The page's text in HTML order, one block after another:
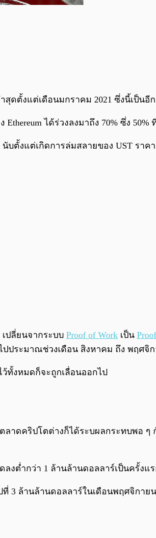
สุดตั้งแต่เดือนมกราคม 2021 ซึ่งนี้เป็
ได้ร่วงลงมาถึง 70% ซึ่ง 50%
บตั้งแต่เกิดการล่มสลายของ UST รา
เปลี่ยนจากระบบ Proof of Work เป็น
ประมาณช่วงเดือน สิงหาคม ถึง พฤศจิ
ว้ทั้งหมดก็จะถูกเลื่อนออกไป
ลาดคริปโตต่างก็ได้ระบผลกระทบพอ
งต่ำกว่า 1 ล้านล้านดอลลาร์เป็นครั้งแ
3 ล้านล้านดอลลาร์ในเดือนพฤศจิกายน